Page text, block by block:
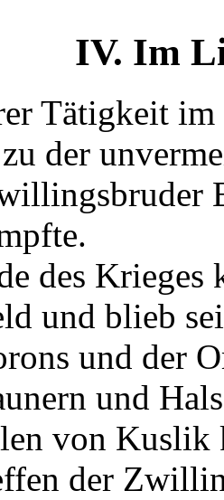
IV. Im
Tätigkeit
der
des Krieges
und blieb
und der
und
von Kuslik
der